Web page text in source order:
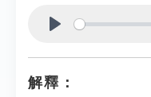
解釋：